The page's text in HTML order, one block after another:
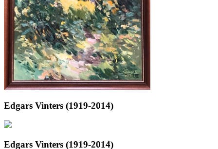
Edgars Vinters (1919-2014)
Edgars Vinters (1919-2014)